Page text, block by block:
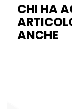
CHI HA
ANCHE